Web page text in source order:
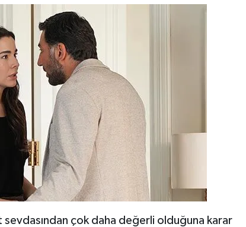
sevdasından çok daha değerli olduğuna karar